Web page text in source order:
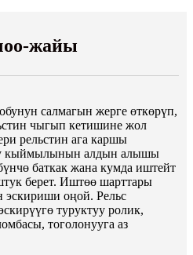
жайы
салмагын жерге өткөрүп,
чыгып кетишине жол
рельстин ага каршы
кыймылынын алдын алышы
баткак жана кумда иштейт
берет. Иштөө шарттары
эскириши оңой. Рельс
туруктуу ролик,
тоголонууга аз